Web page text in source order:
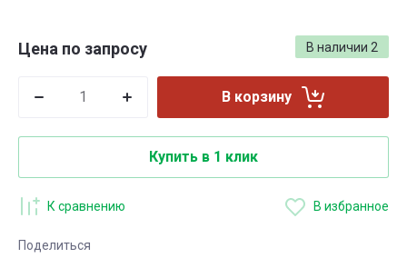
В наличии 2
Цена по запросу
В корзину
Купить в 1 клик
К сравнению В избранное
Поделиться